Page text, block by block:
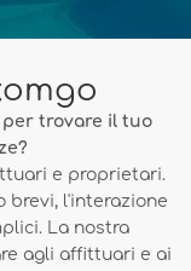
per trovare il tuo
e proprietari.
brevi, l'interazione
La nostra
agli affittuari e ai